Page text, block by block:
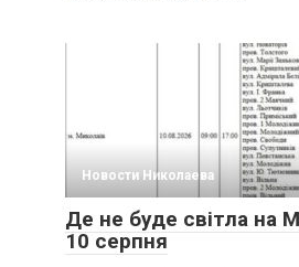
Новости Николаева
Де не буде світла на
10 серпня